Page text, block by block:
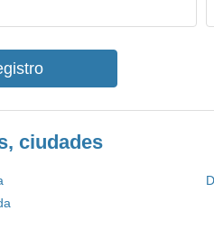
ciudades